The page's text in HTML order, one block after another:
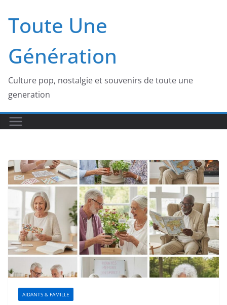
au
contenu
Toute Une
Génération
Culture pop, nostalgie et souvenirs de toute une
generation
AIDANTS & FAMILLE